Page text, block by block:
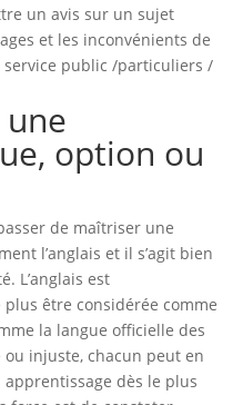
un avis sur un sujet
et les inconvénients de
public /particuliers /
option ou
de maîtriser une
l’anglais et il s’agit bien
L’anglais est
être considérée comme
la langue officielle des
injuste, chacun peut en
dès le plus